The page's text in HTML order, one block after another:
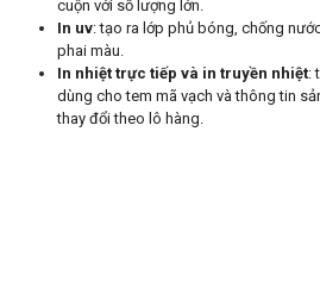
cuộn với số lượng lớn.
In uv: tạo ra lớp phủ bóng, chống
phai màu.
In nhiệt trực tiếp và in truyền nhiệt:
dùng cho tem mã vạch và thông tin
thay đổi theo lô hàng.